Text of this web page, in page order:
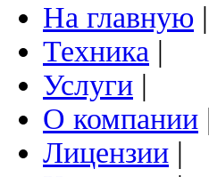
На главную |
Техника |
Услуги |
О компании
Лицензии |